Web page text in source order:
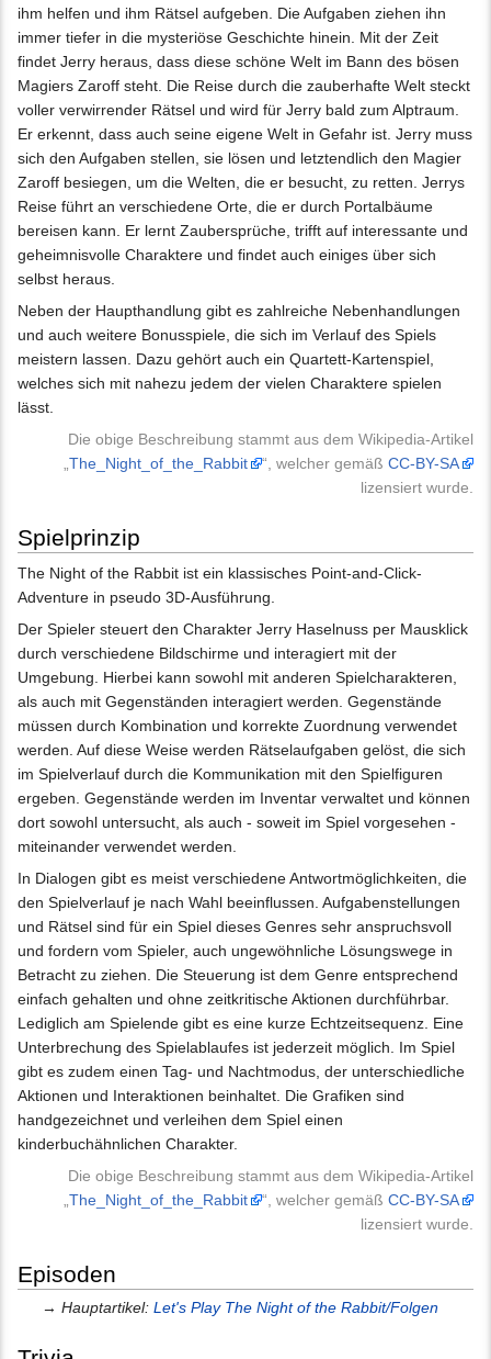
ihm helfen und ihm Rätsel aufgeben. Die Aufgaben ziehen ihn
immer tiefer in die mysteriöse Geschichte hinein. Mit der Zeit
findet Jerry heraus, dass diese schöne Welt im Bann des bösen
Magiers Zaroff steht. Die Reise durch die zauberhafte Welt steckt
voller verwirrender Rätsel und wird für Jerry bald zum Alptraum.
Er erkennt, dass auch seine eigene Welt in Gefahr ist. Jerry muss
sich den Aufgaben stellen, sie lösen und letztendlich den Magier
Zaroff besiegen, um die Welten, die er besucht, zu retten. Jerrys
Reise führt an verschiedene Orte, die er durch Portalbäume
bereisen kann. Er lernt Zaubersprüche, trifft auf interessante und
geheimnisvolle Charaktere und findet auch einiges über sich
selbst heraus.
Neben der Haupthandlung gibt es zahlreiche Nebenhandlungen
und auch weitere Bonusspiele, die sich im Verlauf des Spiels
meistern lassen. Dazu gehört auch ein Quartett-Kartenspiel,
welches sich mit nahezu jedem der vielen Charaktere spielen
lässt.
Die obige Beschreibung stammt aus dem Wikipedia-Artikel
The_Night_of_the_Rabbit “, welcher gemäß CC-BY-SA
lizensiert wurde.
Spielprinzip
The Night of the Rabbit ist ein klassisches Point-and-Click-
Adventure in pseudo 3D-Ausführung.
Der Spieler steuert den Charakter Jerry Haselnuss per Mausklick
durch verschiedene Bildschirme und interagiert mit der
Umgebung. Hierbei kann sowohl mit anderen Spielcharakteren,
als auch mit Gegenständen interagiert werden. Gegenstände
müssen durch Kombination und korrekte Zuordnung verwendet
werden. Auf diese Weise werden Rätselaufgaben gelöst, die sich
im Spielverlauf durch die Kommunikation mit den Spielfiguren
ergeben. Gegenstände werden im Inventar verwaltet und können
dort sowohl untersucht, als auch - soweit im Spiel vorgesehen -
miteinander verwendet werden.
In Dialogen gibt es meist verschiedene Antwortmöglichkeiten, die
den Spielverlauf je nach Wahl beeinflussen. Aufgabenstellungen
und Rätsel sind für ein Spiel dieses Genres sehr anspruchsvoll
und fordern vom Spieler, auch ungewöhnliche Lösungswege in
Betracht zu ziehen. Die Steuerung ist dem Genre entsprechend
einfach gehalten und ohne zeitkritische Aktionen durchführbar.
Lediglich am Spielende gibt es eine kurze Echtzeitsequenz. Eine
Unterbrechung des Spielablaufes ist jederzeit möglich. Im Spiel
gibt es zudem einen Tag- und Nachtmodus, der unterschiedliche
Aktionen und Interaktionen beinhaltet. Die Grafiken sind
handgezeichnet und verleihen dem Spiel einen
kinderbuchähnlichen Charakter.
Die obige Beschreibung stammt aus dem Wikipedia-Artikel
The_Night_of_the_Rabbit “, welcher gemäß CC-BY-SA
lizensiert wurde.
Episoden
→Hauptartikel:Let's Play The Night of the Rabbit/Folgen